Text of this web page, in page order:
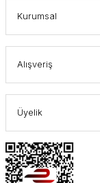
Kurumsal
Alışveriş
Üyelik